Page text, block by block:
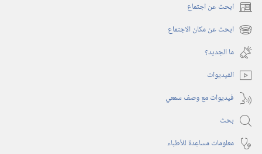
ابحث عن اجتماع (يفتح
نافذة ابحث عن مكان الاجتماع (يفتح
نافذة
جديدة)
ما الجديد؟‏
الفيديوات
فيديوات مع وصف سمعي
بحث
معلومات مساعِدة للأطباء